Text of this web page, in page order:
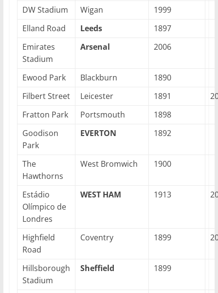
DW Stadium Wigan
1999
Elland Road
Leeds
1897
Emirates
Stadium
Arsenal 2006
Ewood Park Blackburn
1890
Filbert Street
Leicester 1891
Fratton Park
Portsmouth
1898
Goodison
Park
EVERTON 1892
The
Hawthorns
West Bromwich 1900
Estádio
Olímpico de
Londres
WEST HAM 1913
Highfield
Road
Coventry 1899
Hillsborough
Stadium
Sheffield 1899